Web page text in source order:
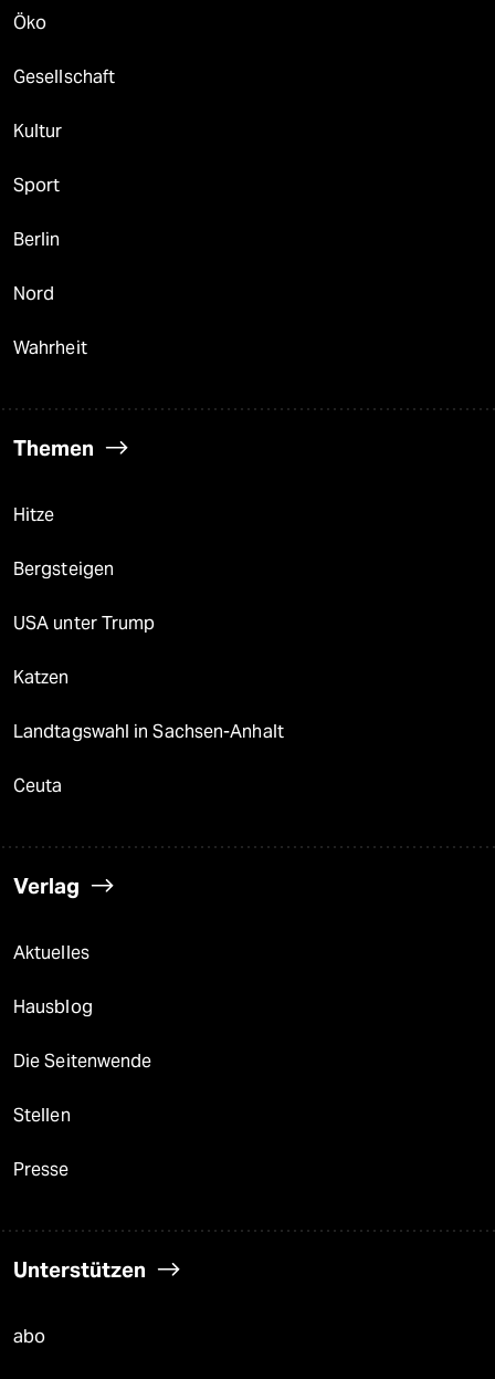
Öko
Gesellschaft
Kultur
Sport
Berlin
Nord
Wahrheit
Themen
Hitze
Bergsteigen
USA unter Trump
Katzen
Landtagswahl in Sachsen-Anhalt
Ceuta
Verlag
Aktuelles
Hausblog
Die Seitenwende
Stellen
Presse
Unterstützen
abo